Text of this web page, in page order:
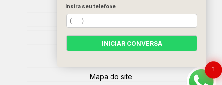
Home
Empresa
SERVIÇOS
Contato
Mapa do site
1
Insira seu telefone
INICIAR CONVERSA